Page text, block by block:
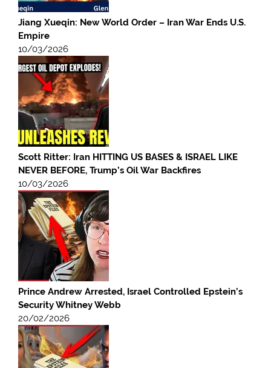
Jiang Xueqin: New World Order – Iran War Ends U.S.
Empire
10/03/2026
Scott Ritter: Iran HITTING US BASES & ISRAEL LIKE
NEVER BEFORE, Trump’s Oil War Backfires
10/03/2026
Prince Andrew Arrested, Israel Controlled Epstein’s
Security Whitney Webb
20/02/2026